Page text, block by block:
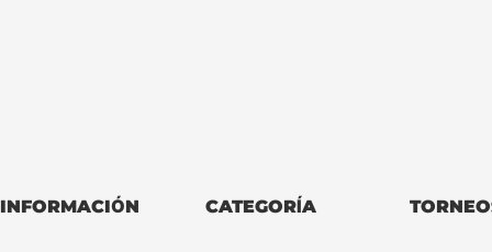
INFORMACIÓN CATEGORÍA